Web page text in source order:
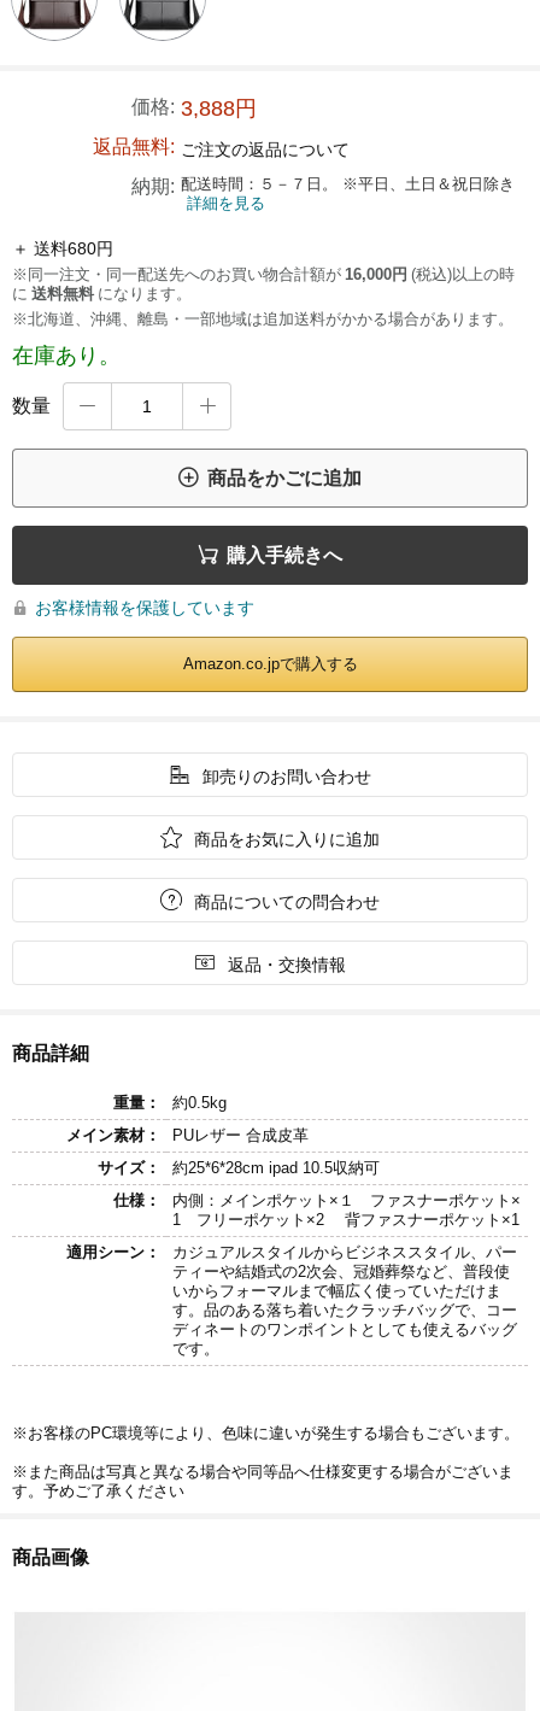
価格: 3,888円
返品無料: ご注文の返品について
納期: 配送時間：５－７日。 ※平日、土日＆祝日除き
詳細を見る
＋ 送料680円
※同一注文・同一配送先へのお買い物合計額が 16,000円 (税込)以上の時
に 送料無料 になります。
※北海道、沖縄、離島・一部地域は追加送料がかかる場合があります。
在庫あり。
数量  
 商品をかごに追加
 購入手続きへ
 お客様情報を保護しています
Amazon.co.jpで購入する
 卸売りのお問い合わせ
 商品をお気に入りに追加
 商品についての問合わせ
 返品・交換情報
商品詳細
重量：
約0.5kg
メイン素材：
PUレザー 合成皮革
サイズ：
約25*6*28cm ipad 10.5収納可
仕様：
内側：メインポケット×１ ファスナーポケット×
1 フリーポケット×2 背ファスナーポケット×1
適用シーン：
カジュアルスタイルからビジネススタイル、パー
ティーや結婚式の2次会、冠婚葬祭など、普段使
いからフォーマルまで幅広く使っていただけま
す。品のある落ち着いたクラッチバッグで、コー
ディネートのワンポイントとしても使えるバッグ
です。
※お客様のPC環境等により、色味に違いが発生する場合もございます。
※また商品は写真と異なる場合や同等品へ仕様変更する場合がございま
す。予めご了承ください
商品画像